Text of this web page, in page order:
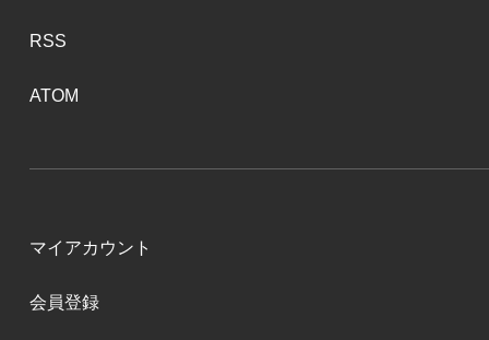
RSS
ATOM
マイアカウント
会員登録